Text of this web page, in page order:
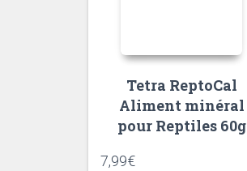
Tetra ReptoCal
Aliment minéral
pour Reptiles 60g
7,99€